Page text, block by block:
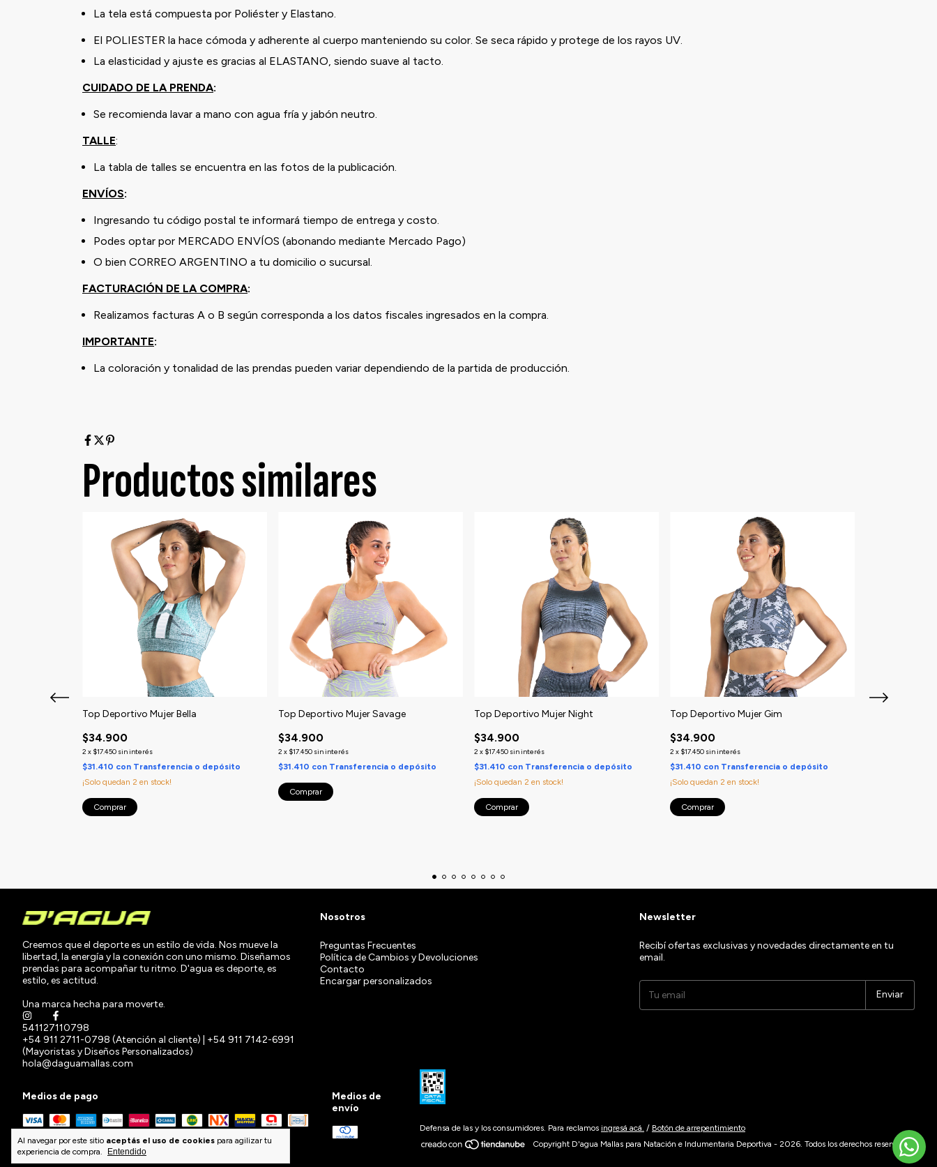
Al navegar por este sitio aceptás el uso de cookies para agilizar tu
experiencia de compra.
Entendido
La tela está compuesta por Poliéster y Elastano.
El POLIESTER la hace cómoda y adherente al cuerpo manteniendo su color. Se seca rápido y protege de los rayos UV.
La elasticidad y ajuste es gracias al ELASTANO, siendo suave al tacto.
CUIDADO DE LA PRENDA:
Se recomienda lavar a mano con agua fría y jabón neutro.
TALLE:
La tabla de talles se encuentra en las fotos de la publicación.
ENVÍOS:
Ingresando tu código postal te informará tiempo de entrega y costo.
Podes optar por MERCADO ENVÍOS (abonando mediante Mercado Pago)
O bien CORREO ARGENTINO a tu domicilio o sucursal.
FACTURACIÓN DE LA COMPRA:
Realizamos facturas A o B según corresponda a los datos fiscales ingresados en la compra.
IMPORTANTE:
La coloración y tonalidad de las prendas pueden variar dependiendo de la partida de producción.
Productos similares
Top Deportivo Mujer Bella
$34.900
2 x $17.450 sin interés
$31.410 con Transferencia o depósito
¡Solo quedan 2 en stock!
Comprar
Top Deportivo Mujer Savage
$34.900
2 x $17.450 sin interés
$31.410 con Transferencia o depósito
Comprar
Top Deportivo Mujer Night
$34.900
2 x $17.450 sin interés
$31.410 con Transferencia o depósito
¡Solo quedan 2 en stock!
Comprar
Top Deportivo Mujer Gim
$34.900
2 x $17.450 sin interés
$31.410 con Transferencia o depósito
¡Solo quedan 2 en stock!
Comprar
Creemos que el deporte es un estilo de vida. Nos mueve la
libertad, la energía y la conexión con uno mismo. Diseñamos
prendas para acompañar tu ritmo. D'agua es deporte, es
estilo, es actitud.
Una marca hecha para moverte.
541127110798
+54 911 2711-0798 (Atención al cliente) | +54 911 7142-6991
(Mayoristas y Diseños Personalizados)
hola@daguamallas.com
Nosotros
Preguntas Frecuentes
Política de Cambios y Devoluciones
Contacto
Encargar personalizados
Newsletter
Recibí ofertas exclusivas y novedades directamente en tu
email.
Medios de pago
Medios de
envío
Defensa de las y los consumidores. Para reclamos ingresá acá. / Botón de arrepentimiento
Copyright D'agua Mallas para Natación e Indumentaria Deportiva - 2026. Todos los derechos reservados.